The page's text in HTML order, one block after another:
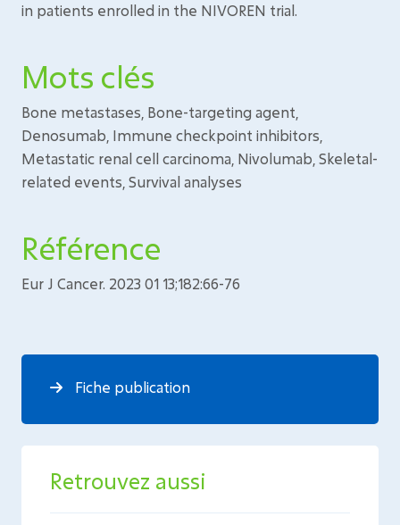
in patients enrolled in the NIVOREN trial.
Mots clés
Bone metastases, Bone-targeting agent,
Denosumab, Immune checkpoint inhibitors,
Metastatic renal cell carcinoma, Nivolumab, Skeletal-
related events, Survival analyses
Référence
Eur J Cancer. 2023 01 13;182:66-76
Fiche publication
Retrouvez aussi